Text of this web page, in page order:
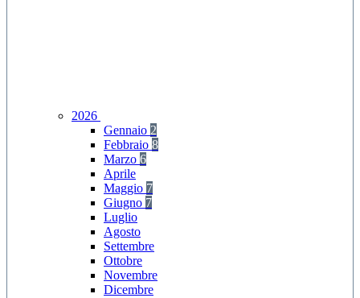
2026
Gennaio 2
Febbraio 8
Marzo 6
Aprile
Maggio 7
Giugno 7
Luglio
Agosto
Settembre
Ottobre
Novembre
Dicembre